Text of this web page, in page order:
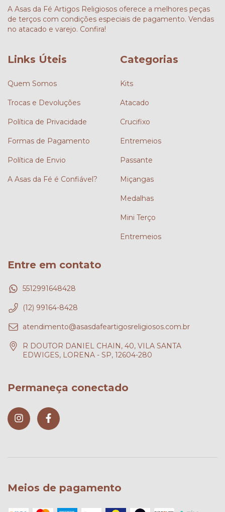
A Asas da Fé Artigos Religiosos oferece a melhores peças
de terços com condições especiais de pagamento. Vendas
no atacado e varejo. Confira!
Links Úteis
Quem Somos
Trocas e Devoluções
Política de Privacidade
Formas de Pagamento
Política de Envio
A Asas da Fé é Confiável?
Categorias
Kits
Atacado
Crucifixo
Entremeios
Passante
Miçangas
Medalhas
Mini Terço
Entremeios
Entre em contato
5512991648428
(12) 99164-8428
atendimento@asasdafeartigosreligiosos.com.br
R DOUTOR DANIEL CHAIN, 40, VILA SANTA
EDWIGES, LORENA - SP, 12604-280
Permaneça conectado
Meios de pagamento